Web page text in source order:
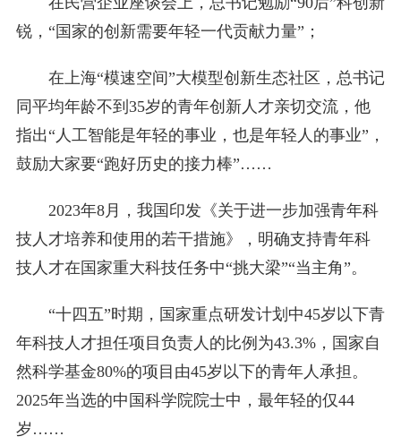
锐，“国家的创新需要年轻一代贡献力量”；
在上海“模速空间”大模型创新生态社区，总书记
同平均年龄不到35岁的青年创新人才亲切交流，他
指出“人工智能是年轻的事业，也是年轻人的事业”，
鼓励大家要“跑好历史的接力棒”……
2023年8月，我国印发《关于进一步加强青年科
技人才培养和使用的若干措施》，明确支持青年科
技人才在国家重大科技任务中“挑大梁”“当主角”。
“十四五”时期，国家重点研发计划中45岁以下青
年科技人才担任项目负责人的比例为43.3%，国家自
然科学基金80%的项目由45岁以下的青年人承担。
2025年当选的中国科学院院士中，最年轻的仅44
岁……